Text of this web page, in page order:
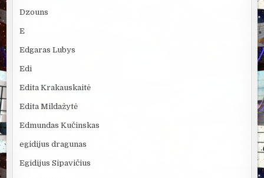
Dzouns
E
Edgaras Lubys
Edi
Edita Krakauskaitė
Edita Mildažytė
Edmundas Kučinskas
egidijus dragunas
Egidijus Sipavičius